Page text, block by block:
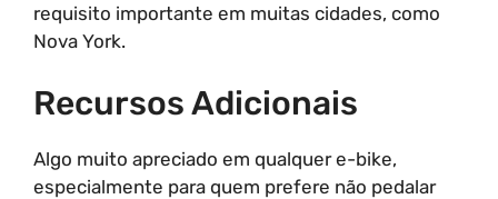
requisito importante em muitas cidades, como
Nova York.
Recursos Adicionais
Algo muito apreciado em qualquer e-bike,
especialmente para quem prefere não pedalar